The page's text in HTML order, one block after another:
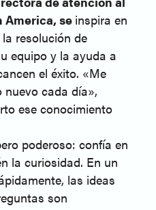
se inspira en
resolución de
equipo y la ayuda a
el éxito. «Me
nuevo cada día»,
ese conocimiento
poderoso: confía en
la curiosidad. En un
las ideas
son